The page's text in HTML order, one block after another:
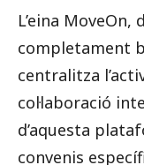
L’eina MoveOn,
completament
centralitza
col·laboració
d’aquesta
convenis